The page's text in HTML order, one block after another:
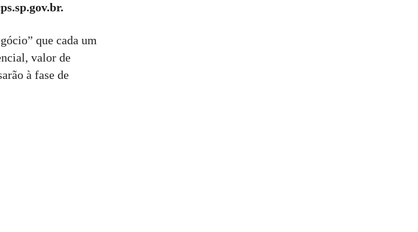
que cada um
valor de
à fase de